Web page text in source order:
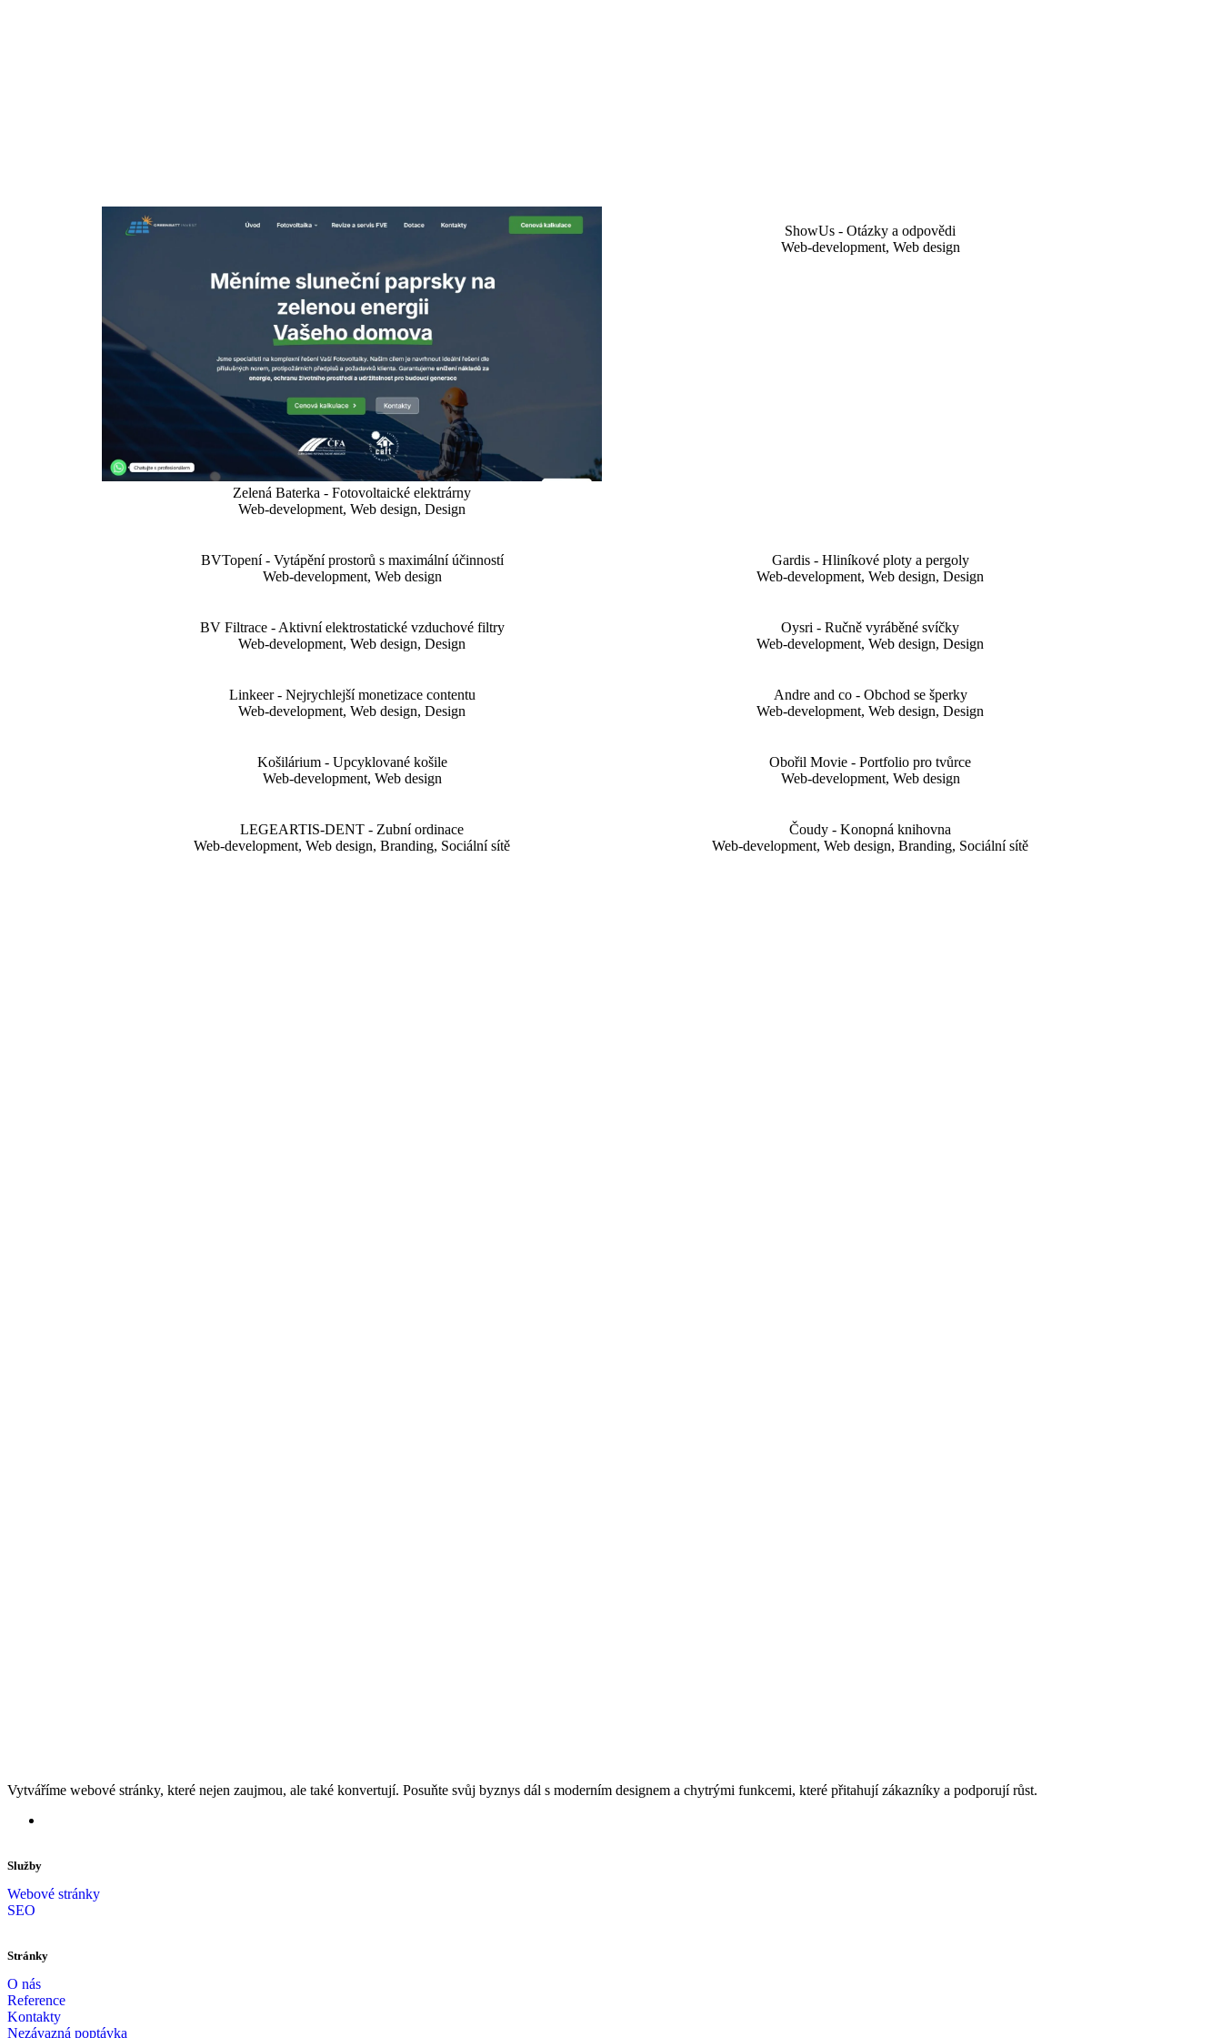
Zelená Baterka - Fotovoltaické elektrárny
Web-development, Web design, Design
ShowUs - Otázky a odpovědi
Web-development, Web design
BVTopení - Vytápění prostorů s maximální účinností
Web-development, Web design
Gardis - Hliníkové ploty a pergoly
Web-development, Web design, Design
BV Filtrace - Aktivní elektrostatické vzduchové filtry
Web-development, Web design, Design
Oysri - Ručně vyráběné svíčky
Web-development, Web design, Design
Linkeer - Nejrychlejší monetizace contentu
Web-development, Web design, Design
Andre and co - Obchod se šperky
Web-development, Web design, Design
Košilárium - Upcyklované košile
Web-development, Web design
Obořil Movie - Portfolio pro tvůrce
Web-development, Web design
LEGEARTIS-DENT - Zubní ordinace
Web-development, Web design, Branding, Sociální sítě
Čoudy - Konopná knihovna
Web-development, Web design, Branding, Sociální sítě
Vytváříme webové stránky, které nejen zaujmou, ale také konvertují. Posuňte svůj byznys dál s moderním designem a chytrými funkcemi, které přitahují zákazníky a podporují růst.
Služby
Webové stránky
SEO
Stránky
O nás
Reference
Kontakty
Nezávazná poptávka